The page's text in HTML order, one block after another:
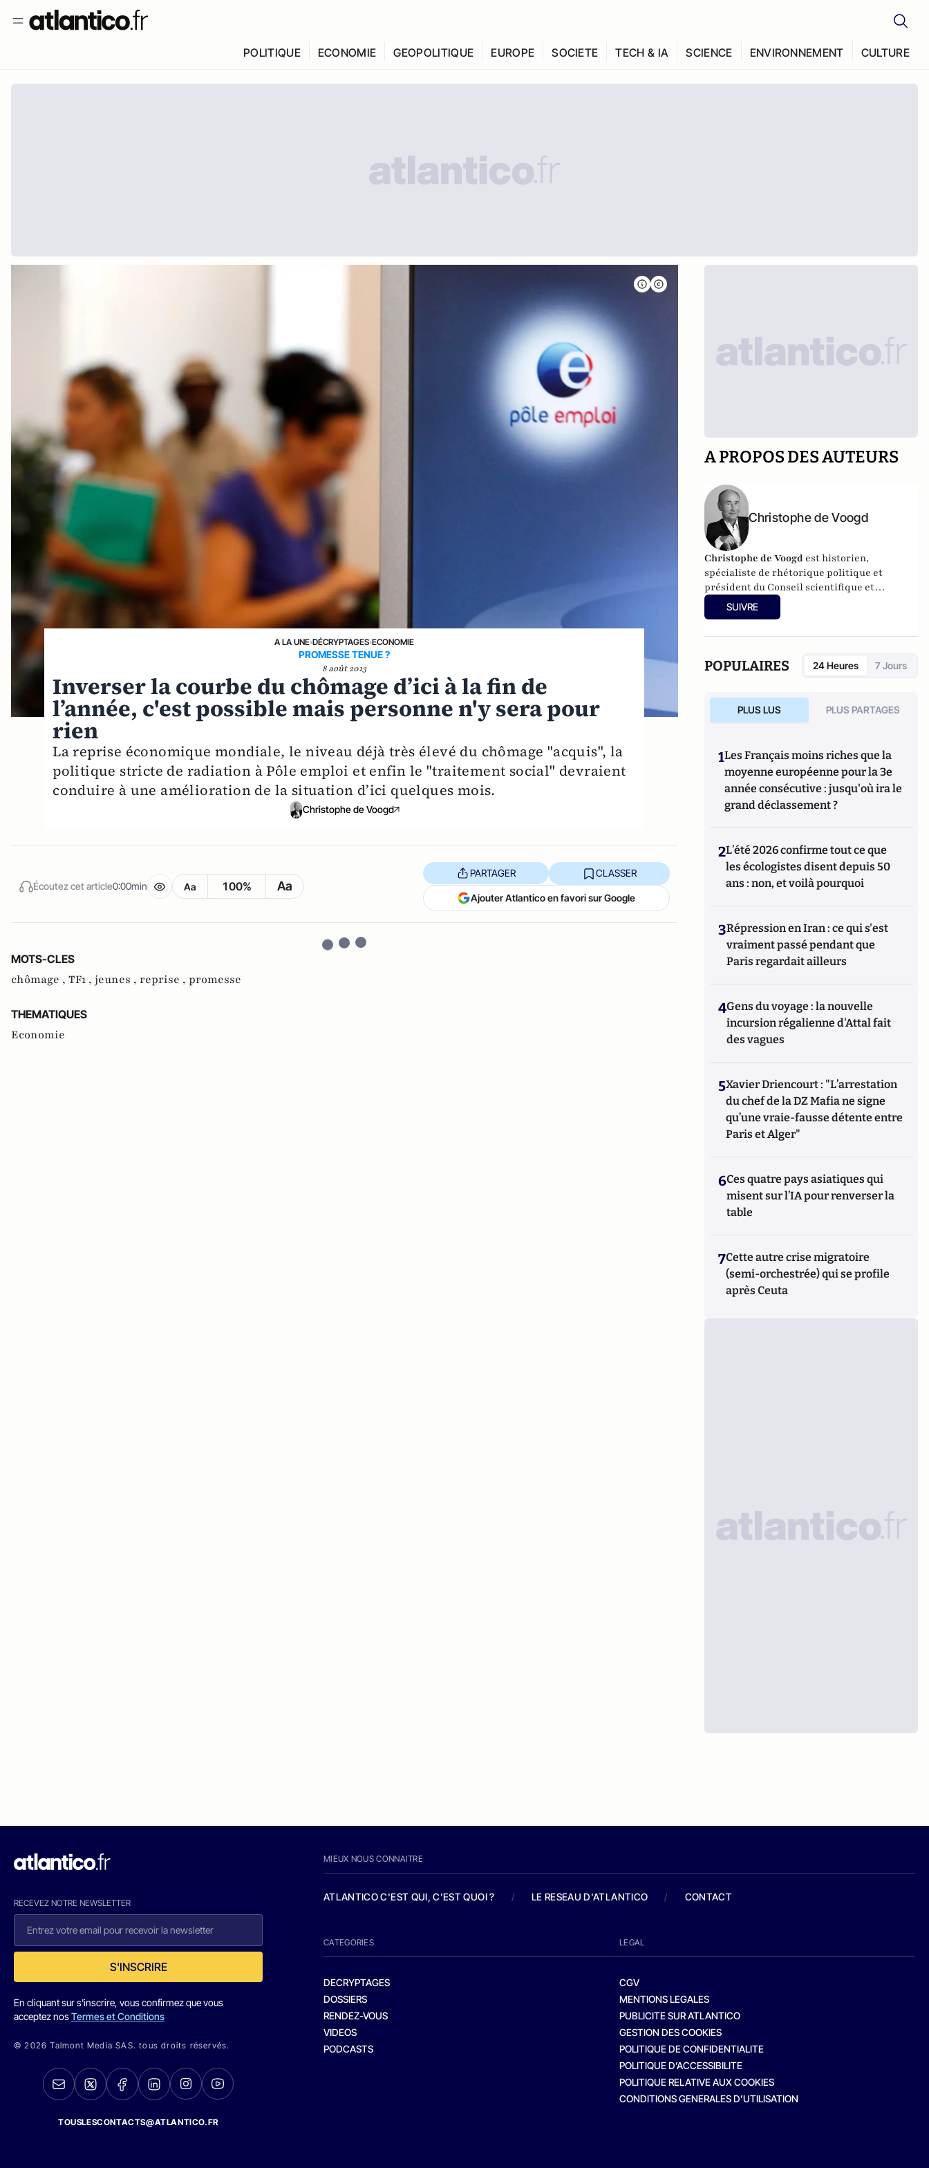
POLITIQUE ECONOMIE GEOPOLITIQUE EUROPE SOCIETE TECH & IA SCIENCE ENVIRONNEMENT CULTURE
A LA UNE›DÉCRYPTAGES›ECONOMIE
PROMESSE TENUE ?
8 août 2013
Inverser la courbe du chômage d’ici à la fin de
l’année, c'est possible mais personne n'y sera pour
rien
La reprise économique mondiale, le niveau déjà très élevé du chômage "acquis", la
politique stricte de radiation à Pôle emploi et enfin le "traitement social" devraient
conduire à une amélioration de la situation d’ici quelques mois.
Christophe de Voogd
Écoutez cet article0:00min Aa 100% Aa
PARTAGER CLASSER
Ajouter Atlantico en favori sur Google
MOTS-CLES
chômage , TF1 , jeunes , reprise , promesse
THEMATIQUES
Economie
A PROPOS DES AUTEURS
Christophe de Voogd
Christophe de Voogd est historien,
spécialiste de rhétorique politique et
président du Conseil scientifique et
d'évaluation de la Fondapol. Son dernier
ouvrage publié est
SUIVRE
POPULAIRES 24 Heures 7 Jours
PLUS LUS PLUS PARTAGES
1Les Français moins riches que la
moyenne européenne pour la 3e
année consécutive : jusqu'où ira le
grand déclassement ?
2L’été 2026 confirme tout ce que
les écologistes disent depuis 50
ans : non, et voilà pourquoi
3Répression en Iran : ce qui s'est
vraiment passé pendant que
Paris regardait ailleurs
4Gens du voyage : la nouvelle
incursion régalienne d'Attal fait
des vagues
5Xavier Driencourt : "L’arrestation
du chef de la DZ Mafia ne signe
qu’une vraie-fausse détente entre
Paris et Alger"
6Ces quatre pays asiatiques qui
misent sur l’IA pour renverser la
table
7Cette autre crise migratoire
(semi-orchestrée) qui se profile
après Ceuta
RECEVEZ NOTRE NEWSLETTER
S'INSCRIRE
En cliquant sur s'inscrire, vous confirmez que vous
acceptez nosTermes et Conditions
© 2026 Talmont Media SAS. tous droits réservés.
TOUSLESCONTACTS@ATLANTICO.FR
MIEUX NOUS CONNAITRE
ATLANTICO C'EST QUI, C'EST QUOI ? / LE RESEAU D'ATLANTICO / CONTACT
CATEGORIES
DECRYPTAGES
DOSSIERS
RENDEZ-VOUS
VIDEOS
PODCASTS
LEGAL
CGV
MENTIONS LEGALES
PUBLICITE SUR ATLANTICO
GESTION DES COOKIES
POLITIQUE DE CONFIDENTIALITE
POLITIQUE D’ACCESSIBILITE
POLITIQUE RELATIVE AUX COOKIES
CONDITIONS GENERALES D’UTILISATION